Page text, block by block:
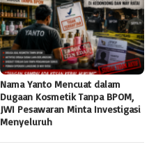
Nama Yanto Mencuat dalam
Dugaan Kosmetik Tanpa BPOM,
JWI Pesawaran Minta Investigasi
Menyeluruh